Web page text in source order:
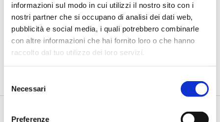
informazioni sul modo in cui utilizzi il nostro sito con i
nostri partner che si occupano di analisi dei dati web,
pubblicità e social media, i quali potrebbero combinarle
con altre informazioni che hai fornito loro o che hanno
raccolto dal tuo utilizzo dei loro servizi.
delNecessari
Preferenze
Fracassi (Multiply Group): "L’AI va
progettata dentro i processi,
insieme ai controlli”
di Flavio Padovan, Maddalena Libertini -I proof of concept